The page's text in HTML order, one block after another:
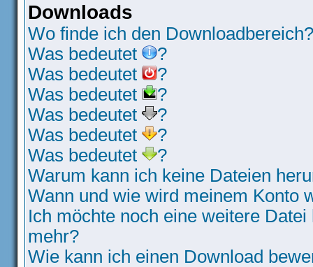
Downloads
Wo finde ich den Downloadbereich?
Was bedeutet
?
Was bedeutet
?
Was bedeutet
?
Was bedeutet
?
Was bedeutet
?
Was bedeutet
?
Warum kann ich keine Dateien
Wann und wie wird meinem Konto
Ich möchte noch eine weitere
mehr?
Wie kann ich einen Download